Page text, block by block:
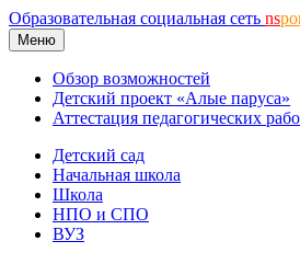
Образовательная социальная сеть ns
Меню
Обзор возможностей
Детский проект «Алые паруса»
Аттестация педагогических
Детский сад
Начальная школа
Школа
НПО и СПО
ВУЗ